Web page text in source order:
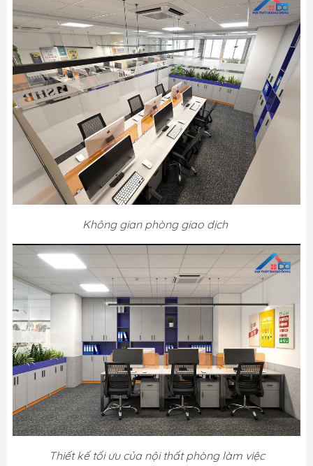
Không gian phòng giao dịch
Thiết kế tối ưu của nội thất phòng làm việc